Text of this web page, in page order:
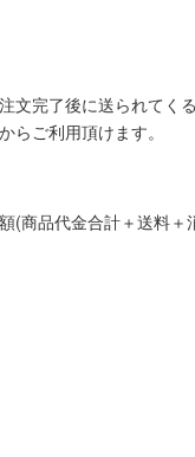
文完了後に送られてく
ご利用頂けます。
(商品代金合計＋送料＋